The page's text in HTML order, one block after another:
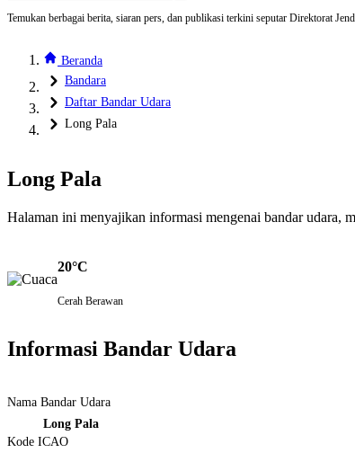
Temukan berbagai berita, siaran pers, dan publikasi terkini seputar Direktorat
Beranda
Bandara
Daftar Bandar Udara
Long Pala
Long Pala
Halaman ini menyajikan informasi mengenai bandar udara,
20°C
Cerah Berawan
Informasi Bandar Udara
Nama Bandar Udara
Long Pala
Kode ICAO